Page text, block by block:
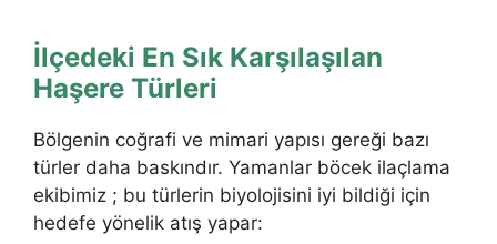
İlçedeki En Sık Karşılaşılan
Haşere Türleri
Bölgenin coğrafi ve mimari yapısı gereği bazı
türler daha baskındır. Yamanlar böcek ilaçlama
ekibimiz ; bu türlerin biyolojisini iyi bildiği için
hedefe yönelik atış yapar: